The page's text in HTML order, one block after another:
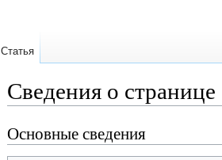
Сведения о
Перейти
к
Перейти
к
Основные сведения
Статья